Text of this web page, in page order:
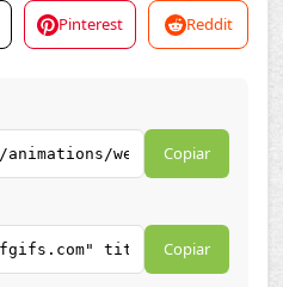
Pinterest Reddit
Copiar
Copiar